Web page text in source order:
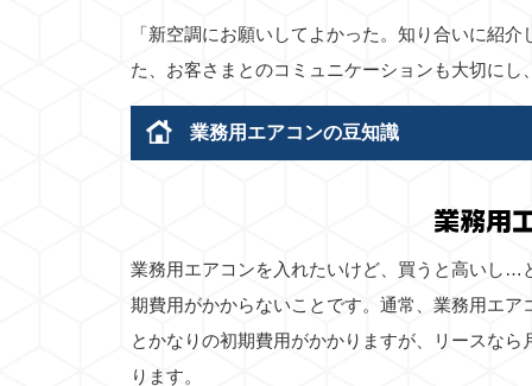
「新空調にお願いしてよかった。知り合いに紹
た、お客さまとのコミュニケーションも大切に
業務用エアコンの豆知識
業務用
業務用エアコンを入れたいけど、買うと高いし…
期費用がかからないことです。通常、業務用エ
とかなりの初期費用がかかりますが、リースな
ります。